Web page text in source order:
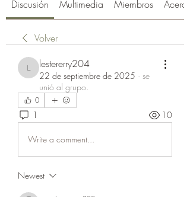
Discusión Multimedia Miembros Acerca
Volver
lestererry204
lestererry204
22 de septiembre de 2025 · se
unió al grupo.
0
1 10
Write a comment...
Newest